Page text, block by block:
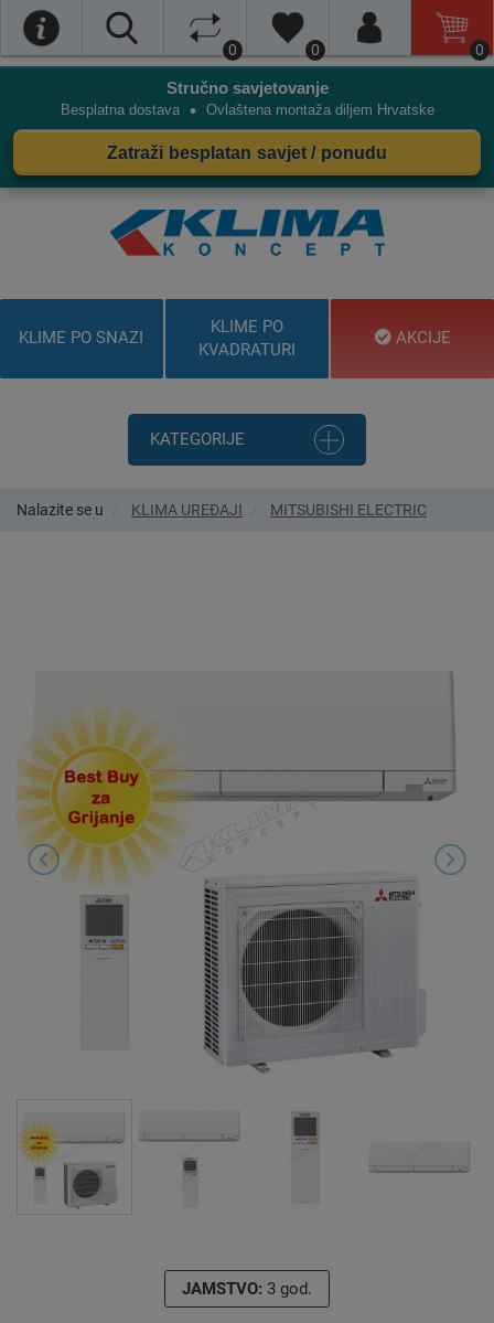
0 0 0
Stručno savjetovanje
Besplatna dostava • Ovlaštena montaža diljem Hrvatske
Zatraži besplatan savjet / ponudu
KLIME PO SNAZI
KLIME PO
KVADRATURI
AKCIJE
KATEGORIJE
Nalazite se u KLIMA UREĐAJI MITSUBISHI ELECTRIC
JAMSTVO: 3 god.